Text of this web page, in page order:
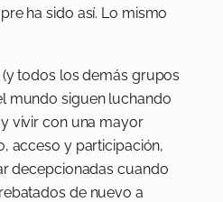
ha sido así. Lo mismo
todos los demás grupos
mundo siguen luchando
vivir con una mayor
acceso y participación,
decepcionadas cuando
de nuevo a